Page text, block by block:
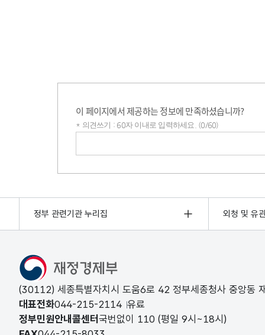
이 페이지에서 제공하는 정보에 만족하셨습니까?
* 의견쓰기 : 60자 이내로 입력하세요. (0/60)
정부 관련기관 누리집 외청 및 유
(30112) 세종특별자치시 도움6로 42 정부세종청사 중앙동
대표전화044-215-2114 유료
정부민원안내콜센터 국번없이 110 (평일 9시~18시)